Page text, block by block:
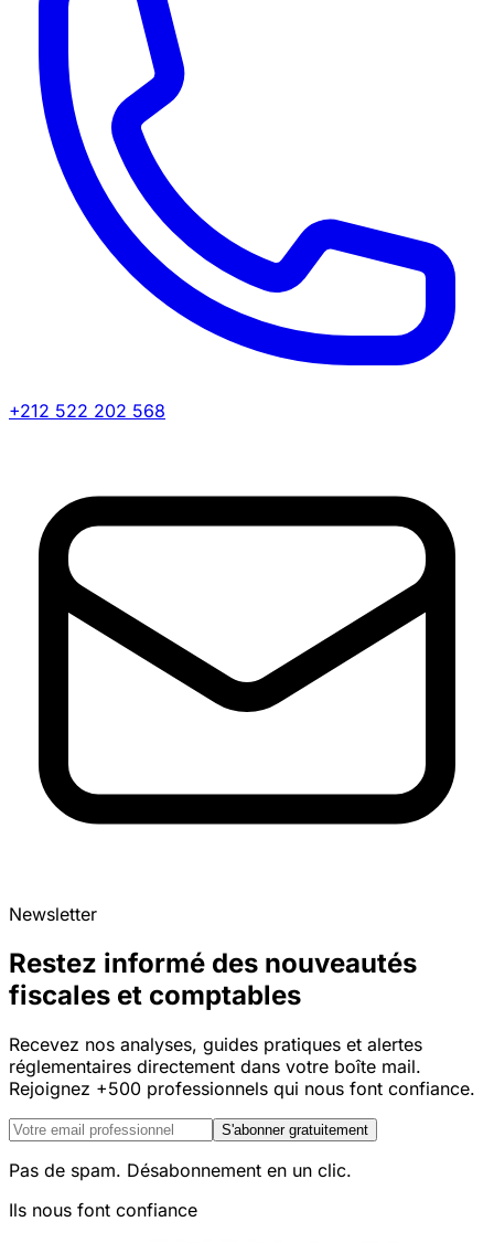
+212 522 202 568
Newsletter
Restez informé des nouveautés
fiscales et comptables
Recevez nos analyses, guides pratiques et alertes
réglementaires directement dans votre boîte mail.
Rejoignez +500 professionnels qui nous font confiance.
S'abonner gratuitement
Pas de spam. Désabonnement en un clic.
Ils nous font confiance